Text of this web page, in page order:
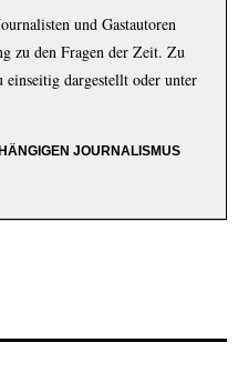
und Gastautoren
zu den Fragen der Zeit. Zu
dargestellt oder unter
JOURNALISMUS